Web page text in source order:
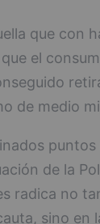
que con
el
de medio
de la
radica no
sino en